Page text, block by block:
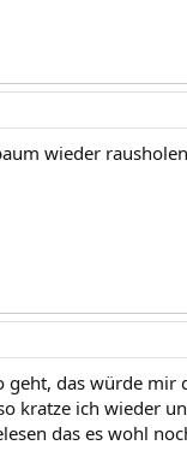
wieder
geht, das würde
kratze ich wieder
das es wohl